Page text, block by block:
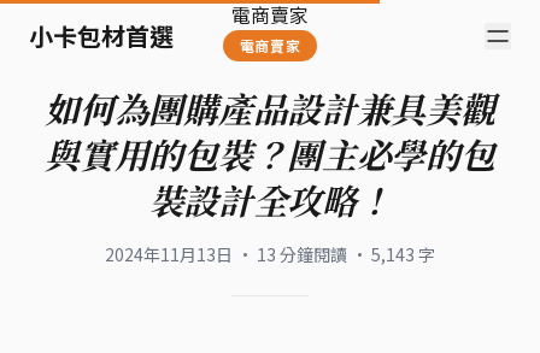
小卡包材首選
電商賣家
電商賣家
如何為團購產品設計兼具美觀
與實用的包裝？團主必學的包
裝設計全攻略！
2024年11月13日 · 13 分鐘閱讀 · 5,143 字